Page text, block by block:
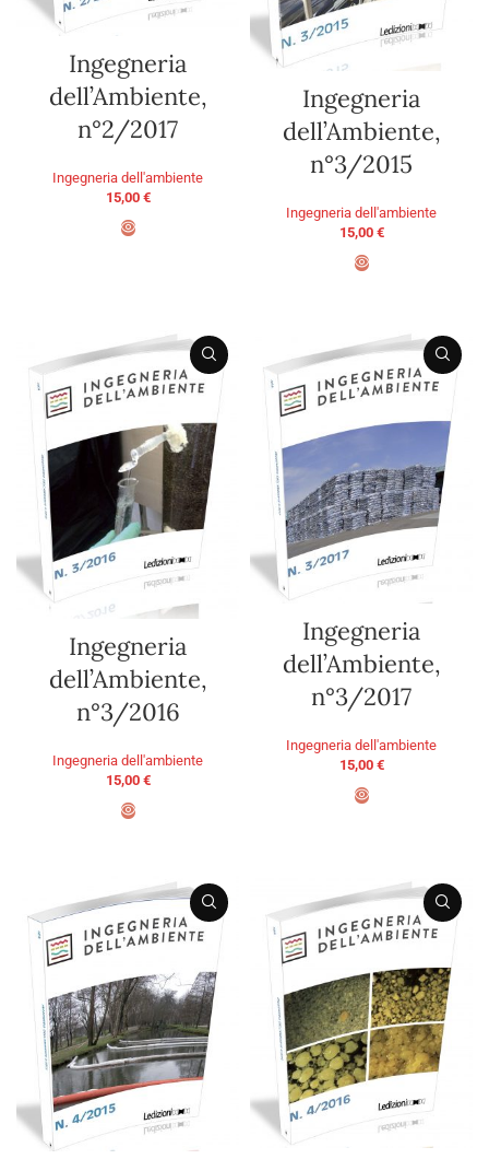
Ingegneria
dell’Ambiente,
n°2/2017
Ingegneria dell'ambiente
15,00 €
Ingegneria
dell’Ambiente,
n°3/2015
Ingegneria dell'ambiente
15,00 €
Ingegneria
dell’Ambiente,
n°3/2016
Ingegneria dell'ambiente
15,00 €
Ingegneria
dell’Ambiente,
n°3/2017
Ingegneria dell'ambiente
15,00 €